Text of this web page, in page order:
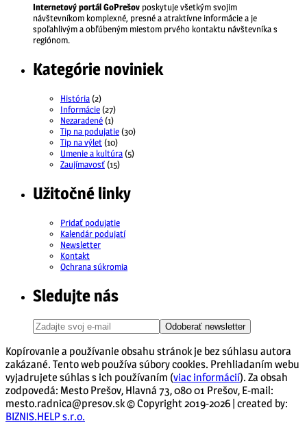
Internetový portál GoPrešov poskytuje všetkým svojim
návštevníkom komplexné, presné a atraktívne informácie a je
spoľahlivým a obľúbeným miestom prvého kontaktu návštevníka s
regiónom.
Kategórie noviniek
História(2)
Informácie(27)
Nezaradené(1)
Tip na podujatie(30)
Tip na výlet(10)
Umenie a kultúra(5)
Zaujímavosť(15)
Užitočné linky
Pridať podujatie
Kalendár podujatí
Newsletter
Kontakt
Ochrana súkromia
Sledujte nás
Odoberať newsletter
Kopírovanie a používanie obsahu stránok je bez súhlasu autora
zakázané. Tento web používa súbory cookies. Prehliadaním webu
vyjadrujete súhlas s ich používaním (viac informácií). Za obsah
zodpovedá: Mesto Prešov, Hlavná 73, 080 01 Prešov, E-mail:
mesto.radnica@presov.sk © Copyright 2019-2026 | created by:
BIZNIS.HELP s.r.o.